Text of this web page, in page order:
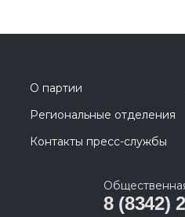
О партии
Региональные отделения
Контакты пресс-службы
8 (8342)